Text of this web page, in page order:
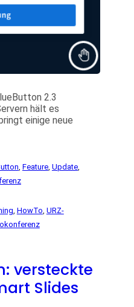
2.3
hält es
einige neue
, Feature, Update
, HowTo, URZ-
versteckte
Slides